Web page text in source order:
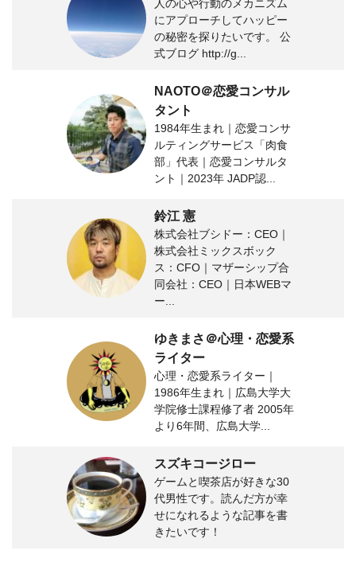
人の心や行動のメカニズム
にアプローチしてハッピー
の秘密を探りたいです。 公
式ブログ http://g...
NAOTO＠恋愛コンサル
タント
1984年生まれ｜恋愛コンサ
ルティングサービス「肉食
部」代表｜恋愛コンサルタ
ント｜2023年 JADP認...
鈴江 憲
株式会社ブシドー：CEO｜
株式会社ミックスボック
ス：CFO｜マザーシップ合
同会社：CEO｜日本WEBマ
ー...
ゆきまさ＠心理・恋愛系
ライター
心理・恋愛系ライター｜
1986年生まれ｜広島大学大
学院修士課程修了者 2005年
より6年間、広島大学...
スズキコージロー
ゲームと喫茶店が好きな30
代男性です。読んだ方が幸
せになれるような記事を書
きたいです！